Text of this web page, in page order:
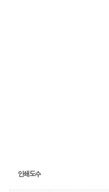
인쇄도수